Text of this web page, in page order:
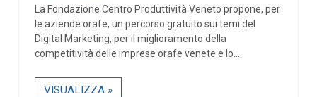
La Fondazione Centro Produttività Veneto propone, per
le aziende orafe, un percorso gratuito sui temi del
Digital Marketing, per il miglioramento della
competitività delle imprese orafe venete e lo...
VISUALIZZA »